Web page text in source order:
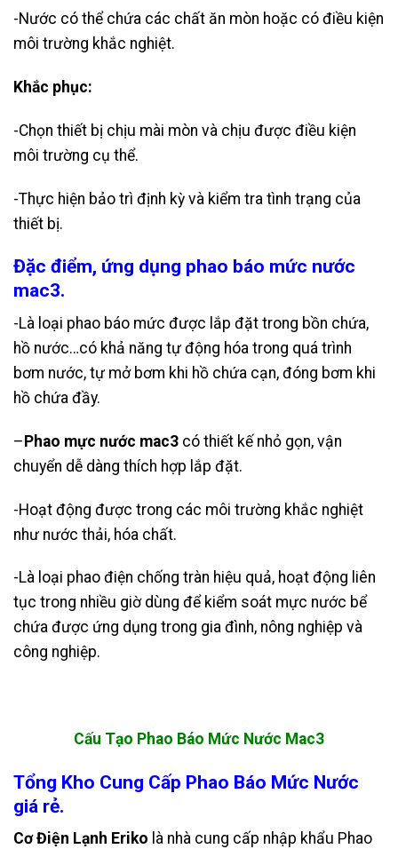
-Nước có thể chứa các chất ăn mòn hoặc có điều kiện
môi trường khắc nghiệt.
Khắc phục:
-Chọn thiết bị chịu mài mòn và chịu được điều kiện
môi trường cụ thể.
-Thực hiện bảo trì định kỳ và kiểm tra tình trạng của
thiết bị.
Đặc điểm, ứng dụng phao báo mức nước
mac3.
-Là loại phao báo mức được lắp đặt trong bồn chứa,
hồ nước…có khả năng tự động hóa trong quá trình
bơm nước, tự mở bơm khi hồ chứa cạn, đóng bơm khi
hồ chứa đầy.
–Phao mực nước mac3 có thiết kế nhỏ gọn, vận
chuyển dễ dàng thích hợp lắp đặt.
-Hoạt động được trong các môi trường khắc nghiệt
như nước thải, hóa chất.
-Là loại phao điện chống tràn hiệu quả, hoạt động liên
tục trong nhiều giờ dùng để kiểm soát mực nước bể
chứa được ứng dụng trong gia đình, nông nghiệp và
công nghiệp.
Cấu Tạo Phao Báo Mức Nước Mac3
Tổng Kho Cung Cấp Phao Báo Mức Nước
giá rẻ.
Cơ Điện Lạnh Eriko là nhà cung cấp nhập khẩu Phao